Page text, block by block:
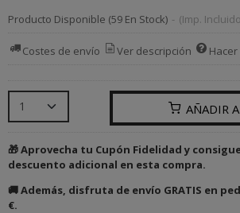
Producto Disponible (59 En Stock) - (Imp.
Costes de envío Ver descripción
AÑADIR
🎁 Aprovecha tu Cupón Fidelidad y
descuento adicional en esta compra.
🚚 Además, disfruta de envío GRATIS en
€.